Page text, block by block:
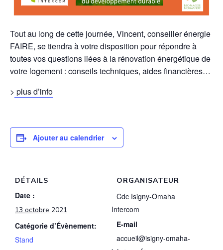
Tout au long de cette journée, Vincent, conseiller énergie
FAIRE, se tiendra à votre disposition pour répondre à
toutes vos questions liées à la rénovation énergétique de
votre logement : conseils techniques, aides financières…
> plus d’info
Ajouter au calendrier
DÉTAILS
Date :
13 octobre 2021
Catégorie d’Évènement:
Stand
ORGANISATEUR
Cdc Isigny-Omaha
Intercom
E-mail
accueil@isigny-omaha-